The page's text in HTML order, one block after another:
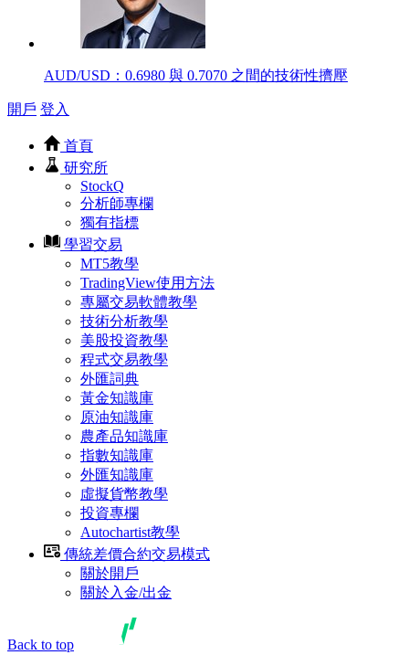
AUD/USD：0.6980 與 0.7070 之間的技術性擠壓
開戶 登入
首頁
研究所
StockQ
分析師專欄
獨有指標
學習交易
MT5教學
TradingView使用方法
專屬交易軟體教學
技術分析教學
美股投資教學
程式交易教學
外匯詞典
黃金知識庫
原油知識庫
農產品知識庫
指數知識庫
外匯知識庫
虛擬貨幣教學
投資專欄
Autochartist教學
傳統差價合約交易模式
關於開戶
關於入金/出金
Back to top